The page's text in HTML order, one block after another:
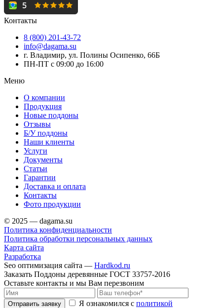
Контакты
8 (800) 201-43-72
info@dagama.su
г. Владимир, ул. Полины Осипенко, 66Б
ПН-ПТ с 09:00 до 16:00
Меню
О компании
Продукция
Новые поддоны
Отзывы
Б/У поддоны
Наши клиенты
Услуги
Документы
Статьи
Гарантии
Доставка и оплата
Контакты
Фото продукции
© 2025 — dagama.su
Политика конфиденциальности
Политика обработки персональных данных
Карта сайта
Разработка
Seo оптимизация сайта — Hardkod.ru
Заказать Поддоны деревянные ГОСТ 33757-2016
Оставьте контакты и мы Вам перезвоним
Отправить заявку Я ознакомился с политикой